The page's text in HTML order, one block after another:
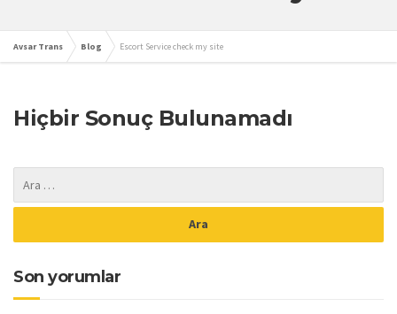
Avsar Trans Blog Escort Service check my site
Hiçbir Sonuç Bulunamadı
Son yorumlar